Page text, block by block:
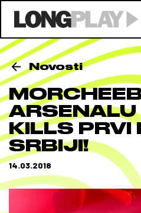
Novosti
KILLS PRVI
SRBIJI!
14.03.2018